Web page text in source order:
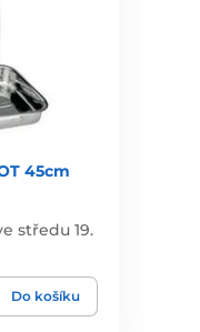
45cm
středu 19.
Do košíku